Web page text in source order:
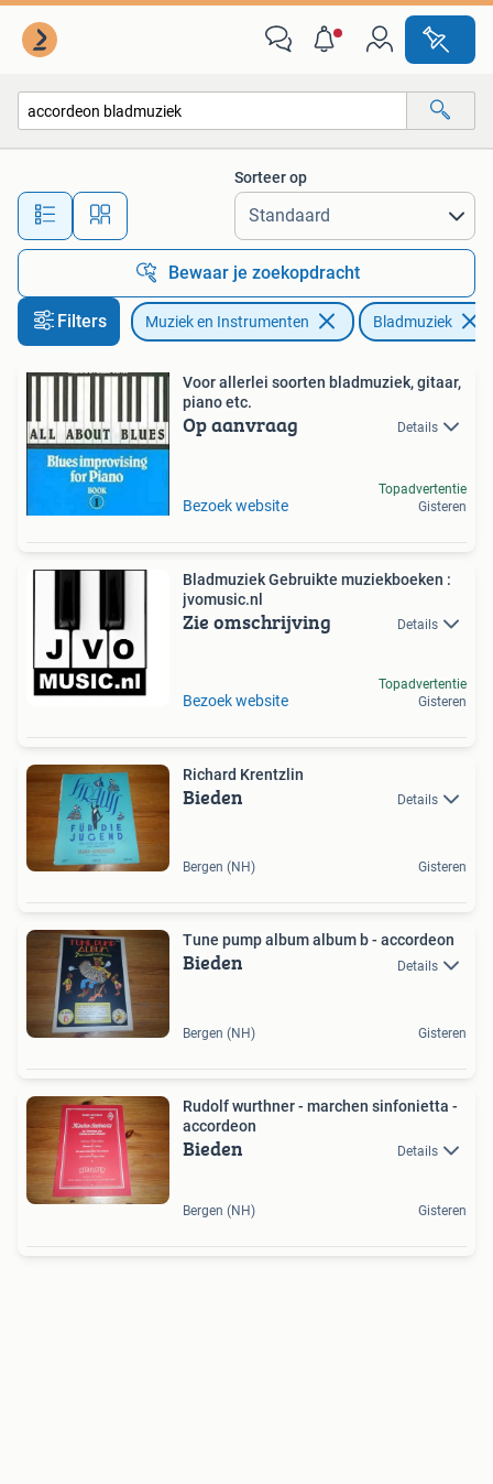
Alle afstanden…
Sorteer op
Bewaar je zoekopdracht
Filters Muziek en Instrumenten Bladmuziek
Voor allerlei soorten bladmuziek, gitaar,
piano etc.
Op aanvraag Details
Bezoek website
Topadvertentie
Gisteren
Bladmuziek Gebruikte muziekboeken :
jvomusic.nl
Zie omschrijving Details
Bezoek website
Topadvertentie
Gisteren
Richard Krentzlin
Bieden Details
Bergen (NH) Gisteren
Tune pump album album b - accordeon
Bieden Details
Bergen (NH) Gisteren
Rudolf wurthner - marchen sinfonietta -
accordeon
Bieden Details
Bergen (NH) Gisteren